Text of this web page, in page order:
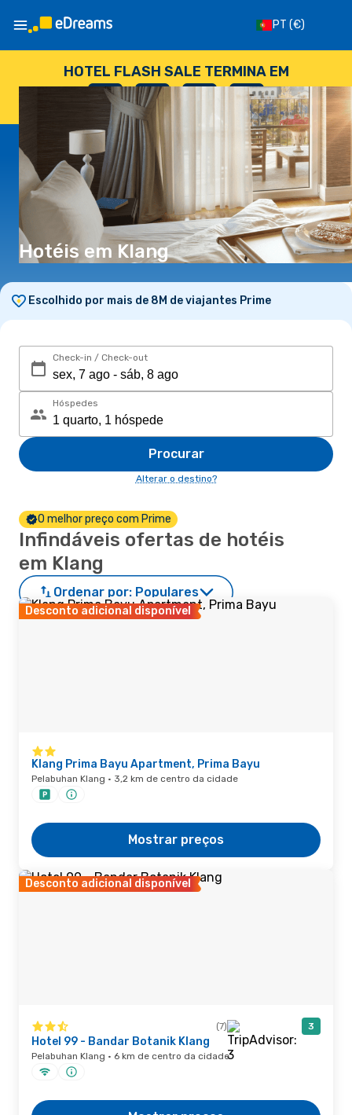
PT (€)
HOTEL FLASH SALE TERMINA EM
--
DIAS
: --
HORAS
: --
SEGUNDOS
Hotéis em Klang
Escolhido por mais de 8M de viajantes Prime
Check-in / Check-out
Hóspedes
Procurar
Alterar o destino?
O melhor preço com Prime
Infindáveis ofertas de hotéis
em Klang
Ordenar por: Populares
Desconto adicional disponível
Klang Prima Bayu Apartment, Prima Bayu
Pelabuhan Klang · 3,2 km de centro da cidade
Mostrar preços
Desconto adicional disponível
(7) 3
Hotel 99 - Bandar Botanik Klang
Pelabuhan Klang · 6 km de centro da cidade